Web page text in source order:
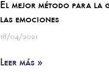
El mejor método para la
las emociones
18/04/2021
Leer más »